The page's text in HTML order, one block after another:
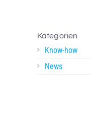
Kategorien
Know-how
News